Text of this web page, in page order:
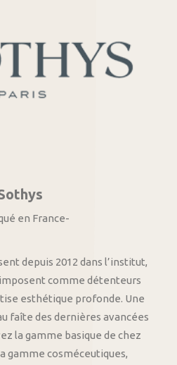
en France-
depuis 2012 dans l’institut,
comme détenteurs
esthétique profonde. Une
faîte des dernières avancées
la gamme basique de chez
gamme cosméceutiques,